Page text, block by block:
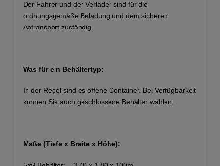
Der Fahrer und der Verlader sind für die
ordnungsgemäße Beladung und dem sicheren
Abtransport zuständig.
Was für ein Behältertyp:
In der Regel sind es offene Container. Bei Verfügbarkeit
können Sie auch geschlossene Behälter wählen.
Maße (Tiefe x Breite x Höhe):